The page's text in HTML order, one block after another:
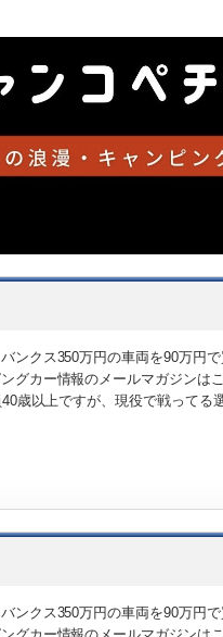
ンクス350万円の車両を90万円
カー情報のメールマガジンは
歳以上ですが、現役で戦ってる
ンクス350万円の車両を90万円